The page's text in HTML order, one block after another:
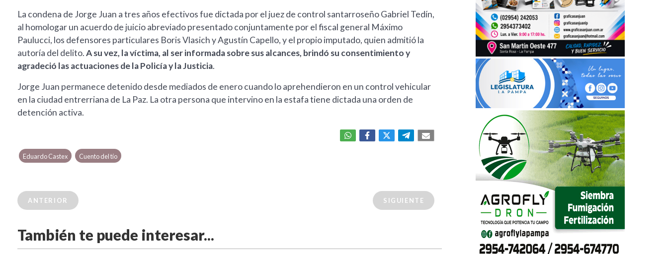
La condena de Jorge Juan a tres años efectivos fue dictada por el juez de control santarroseño Gabriel Tedín,
al homologar un acuerdo de juicio abreviado presentado conjuntamente por el fiscal general Máximo
Paulucci, los defensores particulares Boris Vlasich y Agustín Capello, y el propio imputado, quien admitió la
autoría del delito.A su vez, la víctima, al ser informada sobre sus alcances, brindó su consentimiento y
agradeció las actuaciones de la Policía y la Justicia.
Jorge Juan permanece detenido desde mediados de enero cuando lo aprehendieron en un control vehicular
en la ciudad entrerriana de La Paz. La otra persona que intervino en la estafa tiene dictada una orden de
detención activa.
Eduardo Castex Cuento del tío
ANTERIOR SIGUIENTE
También te puede interesar...